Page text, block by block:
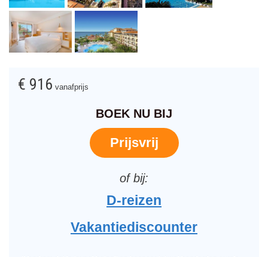
€ 916 vanafprijs
BOEK NU BIJ
Prijsvrij
D-reizen
Vakantiediscounter